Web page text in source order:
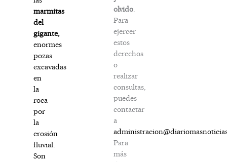
marmitas
del
gigante,
enormes
pozas
excavadas
en
la
roca
por
la
erosión
fluvial.
Son
olvido.
Para
ejercer
estos
derechos
o
realizar
consultas,
puedes
contactar
a
Para
más